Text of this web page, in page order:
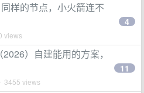
样的节点，小火箭连不
views
4
）自建能用的方案，
3455 views
11